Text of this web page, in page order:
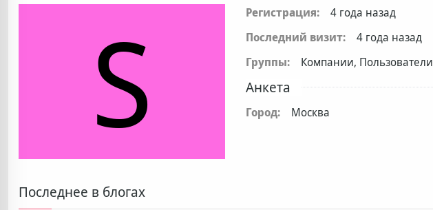
S Регистрация:
4 года назад
Последний визит:
4 года назад
Группы:
Компании, Пользователи
Анкета
Город: Москва
Последнее в блогах